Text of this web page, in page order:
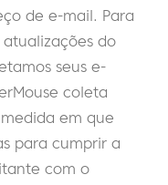
de e-mail. Para
do
seus e-
coleta
em que
para cumprir a
com o